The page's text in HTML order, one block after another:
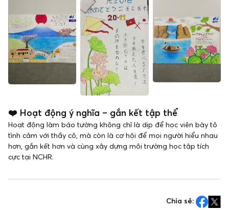
❤️ Hoạt động ý nghĩa – gắn kết tập thể
Hoạt động làm báo tường không chỉ là dịp để học viên bày tỏ
tình cảm với thầy cô, mà còn là cơ hội để mọi người hiểu nhau
hơn, gắn kết hơn và cùng xây dựng môi trường học tập tích
cực tại NCHR.
Chia sẻ: